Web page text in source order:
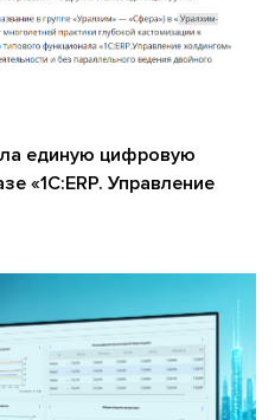
единую цифровую
«1С:ERP. Управление